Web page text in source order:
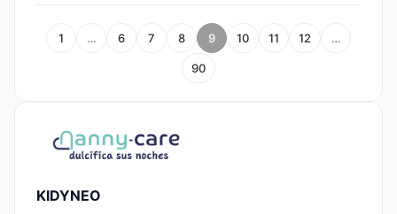
1 … 6 7 8 9 10 11 12 …
90
KIDYNEO